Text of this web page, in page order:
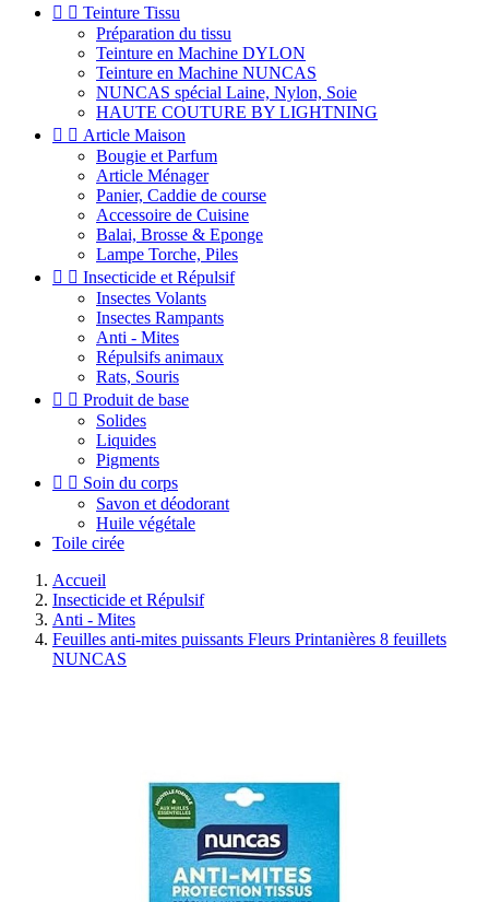
  Teinture Tissu
Préparation du tissu
Teinture en Machine DYLON
Teinture en Machine NUNCAS
NUNCAS spécial Laine, Nylon, Soie
HAUTE COUTURE BY LIGHTNING
  Article Maison
Bougie et Parfum
Article Ménager
Panier, Caddie de course
Accessoire de Cuisine
Balai, Brosse & Eponge
Lampe Torche, Piles
  Insecticide et Répulsif
Insectes Volants
Insectes Rampants
Anti - Mites
Répulsifs animaux
Rats, Souris
  Produit de base
Solides
Liquides
Pigments
  Soin du corps
Savon et déodorant
Huile végétale
Toile cirée
Accueil
Insecticide et Répulsif
Anti - Mites
Feuilles anti-mites puissants Fleurs Printanières 8 feuillets
NUNCAS